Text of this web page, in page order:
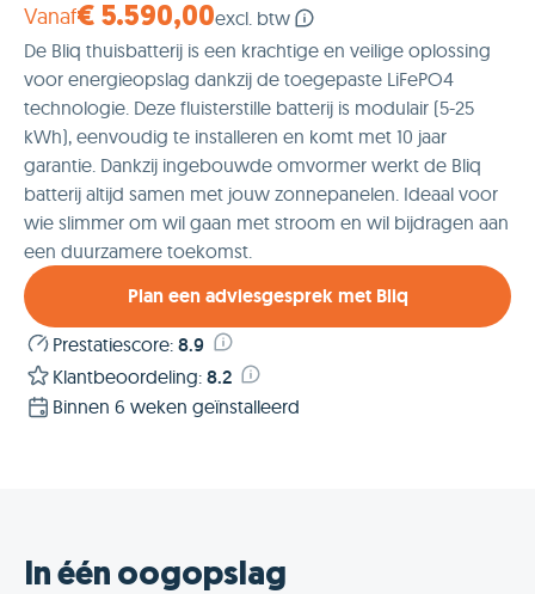
Vanaf€ 5.590,00excl. btw
De Bliq thuisbatterij is een krachtige en veilige oplossing
voor energieopslag dankzij de toegepaste LiFePO4
technologie. Deze fluisterstille batterij is modulair (5-25
kWh), eenvoudig te installeren en komt met 10 jaar
garantie. Dankzij ingebouwde omvormer werkt de Bliq
batterij altijd samen met jouw zonnepanelen. Ideaal voor
wie slimmer om wil gaan met stroom en wil bijdragen aan
een duurzamere toekomst.
Plan een adviesgesprek met Bliq
Prestatiescore: 8.9
Klantbeoordeling: 8.2
Binnen 6 weken geïnstalleerd
In één oogopslag